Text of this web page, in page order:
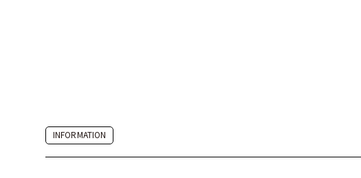
INFORMATION
富山県美術館 3F お問い合わせ Tel. 076-482-3037